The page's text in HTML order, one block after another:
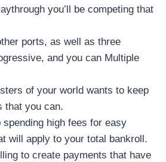
you’ll be competing that
ports, as well as three
and you can Multiple
of your world wants to keep
that you can.
high fees for easy
will apply to your total bankroll.
to create payments that have